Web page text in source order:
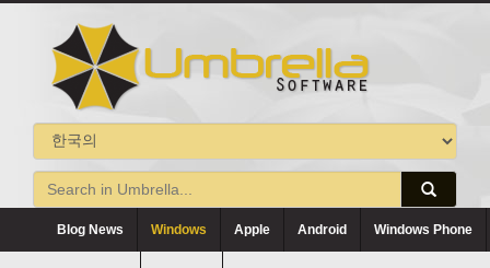
Blog News Windows Apple Android Windows Phone